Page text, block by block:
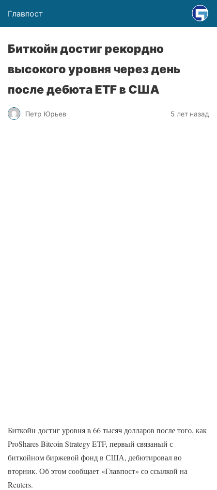
Главпост
Биткойн достиг рекордно
высокого уровня через день
после дебюта ETF в США
Петр Юрьев 5 лет назад
Биткойн достиг уровня в 66 тысяч долларов после того, как
ProShares Bitcoin Strategy ETF, первый связаный с
биткойном биржевой фонд в США, дебютировал во
вторник. Об этом сообщает «Главпост» со ссылкой на
Reuters.